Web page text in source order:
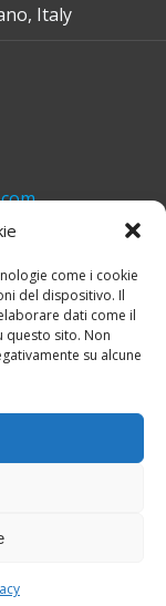
come i cookie
del dispositivo. Il
dati come il
questo sito. Non
su alcune
Italy
by